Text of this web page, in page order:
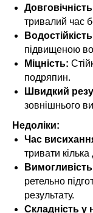
тривалий час
підвищеною
Міцність:
подряпин.
Швидкий
зовнішнього
Недоліки:
Час
тривати кілька
ретельно
результату.
Складність у